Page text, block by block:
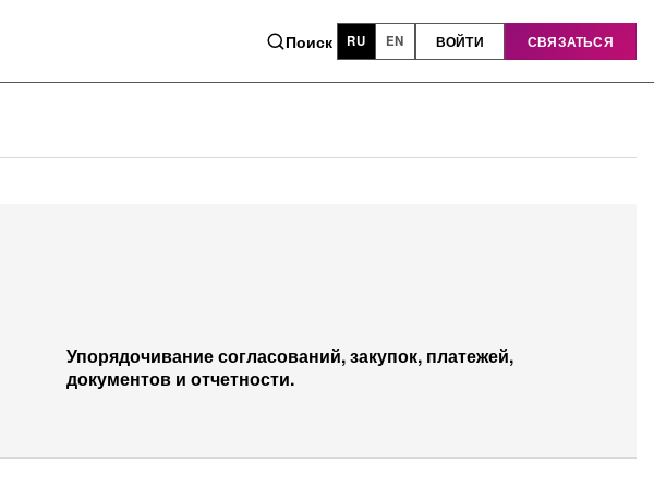
Поиск RU EN ВОЙТИ СВЯЗАТЬСЯ
Упорядочивание согласований, закупок, платежей,
документов и отчетности.